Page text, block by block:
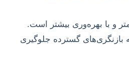
و با بهره‌وری بیشتر است.
گسترده جلوگیری